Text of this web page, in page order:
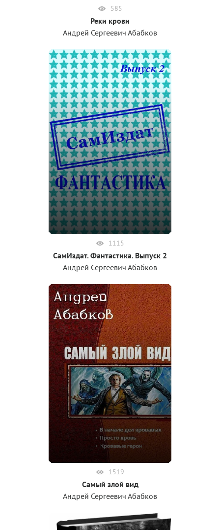
585
Реки крови
Андрей Сергеевич Абабков
1115
СамИздат. Фантастика. Выпуск 2
Андрей Сергеевич Абабков
1519
Самый злой вид
Андрей Сергеевич Абабков